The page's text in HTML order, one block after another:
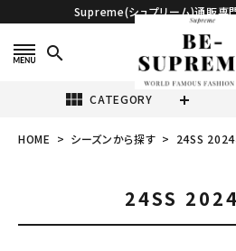
Supreme(シュプリーム)通販
search
view_module CATEGORY
HOME シーズンから探す 24SS
24SS